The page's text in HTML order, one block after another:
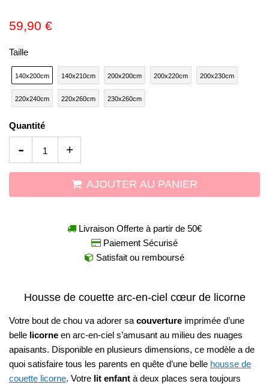
59,90 €
Taille
140x200cm 140x210cm 200x200cm 200x220cm 200x230cm
220x240cm 220x260cm 230x260cm
Quantité
+
-
AJOUTER AU PANIER
Livraison Offerte à partir de 50€
Paiement Sécurisé
Satisfait ou remboursé
Housse de couette arc-en-ciel cœur de licorne
Votre bout de chou va adorer sa couverture imprimée d’une
belle licorne en arc-en-ciel s’amusant au milieu des nuages
apaisants. Disponible en plusieurs dimensions, ce modèle a de
quoi satisfaire tous les parents en quête d’une belle housse de
couette licorne. Votre lit enfant à deux places sera toujours